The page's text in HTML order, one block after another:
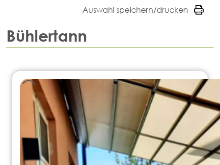
Auswahl speichern/drucken
Bühlertann